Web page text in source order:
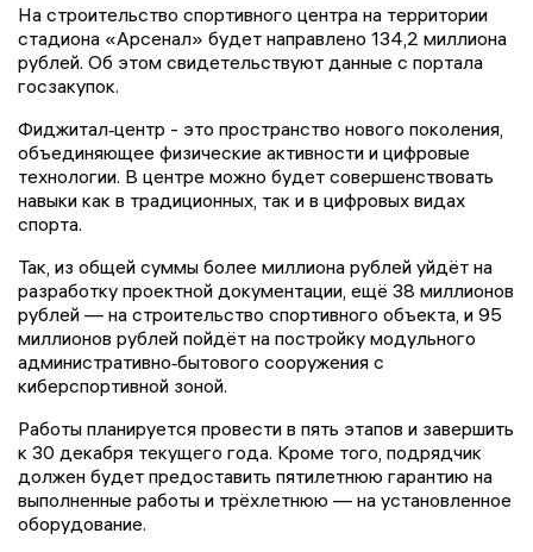
На строительство спортивного центра на территории
стадиона «Арсенал» будет направлено 134,2 миллиона
рублей. Об этом свидетельствуют данные с портала
госзакупок.
Фиджитал‑центр - это пространство нового поколения,
объединяющее физические активности и цифровые
технологии. В центре можно будет совершенствовать
навыки как в традиционных, так и в цифровых видах
спорта.
Так, из общей суммы более миллиона рублей уйдёт на
разработку проектной документации, ещё 38 миллионов
рублей — на строительство спортивного объекта, и 95
миллионов рублей пойдёт на постройку модульного
административно‑бытового сооружения с
киберспортивной зоной.
Работы планируется провести в пять этапов и завершить
к 30 декабря текущего года. Кроме того, подрядчик
должен будет предоставить пятилетнюю гарантию на
выполненные работы и трёхлетнюю — на установленное
оборудование.